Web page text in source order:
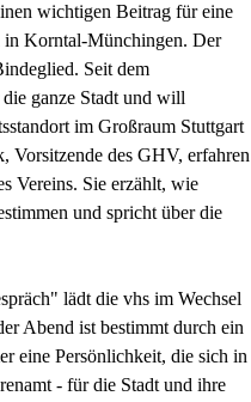
wichtigen Beitrag für eine
in Korntal-Münchingen. Der
Seit dem
ganze Stadt und will
im Großraum Stuttgart
Vorsitzende des GHV, erfahren
Vereins. Sie erzählt, wie
und spricht über die
lädt die vhs im Wechsel
Abend ist bestimmt durch ein
eine Persönlichkeit, die sich in
- für die Stadt und ihre